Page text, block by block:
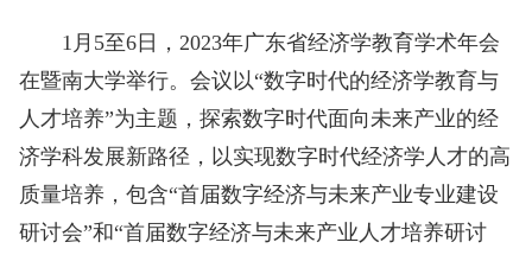
1月5至6日，2023年广东省经济学教育学术年会
在暨南大学举行。会议以“数字时代的经济学教育与
人才培养”为主题，探索数字时代面向未来产业的经
济学科发展新路径，以实现数字时代经济学人才的高
质量培养，包含“首届数字经济与未来产业专业建设
研讨会”和“首届数字经济与未来产业人才培养研讨